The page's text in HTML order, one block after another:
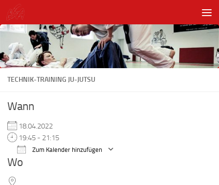
Unter dem Inhalt
TECHNIK-TRAINING JU-JUTSU
Wann
18.04.2022
19:45 - 21:15
Zum Kalender hinzufügen
Wo